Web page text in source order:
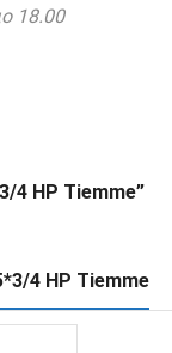
18.00
4 НР Tiemme”
4 НР Tiemme